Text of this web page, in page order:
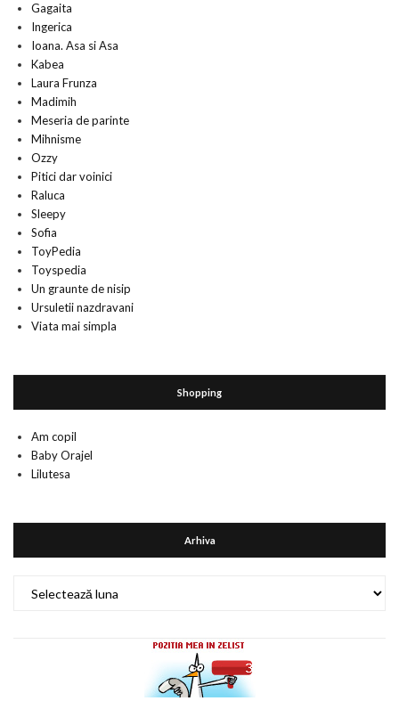
Gagaita
Ingerica
Ioana. Asa si Asa
Kabea
Laura Frunza
Madimih
Meseria de parinte
Mihnisme
Ozzy
Pitici dar voinici
Raluca
Sleepy
Sofia
ToyPedia
Toyspedia
Un graunte de nisip
Ursuletii nazdravani
Viata mai simpla
Shopping
Am copil
Baby Orajel
Lilutesa
Arhiva